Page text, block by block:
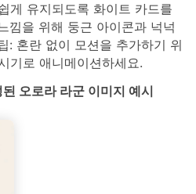
게 유지되도록 화이트 카드를
낌을 위해 둥근 아이콘과 넉넉
: 혼란 없이 모션을 추가하기 위
기로 애니메이션하세요.
오로라 라군 이미지 예시